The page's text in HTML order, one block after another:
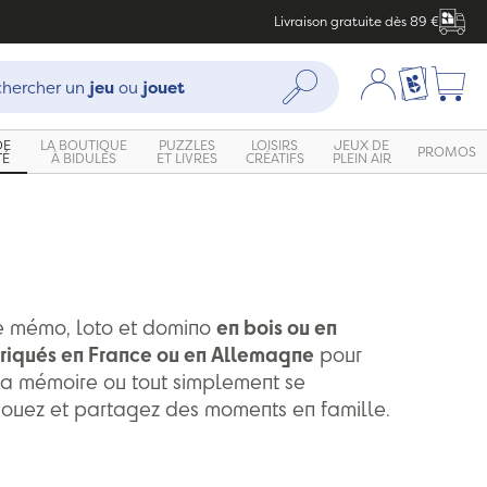
Livraison gratuite dès 89 €
:
un jeuou jouet Rechercher Mon compte
Ma liste
LA BOUTIQUE
À BIDULES
PUZZLES
ET LIVRES
LOISIRS
CRÉATIFS
JEUX DE
PLEIN AIR PROMOS
mémo, loto et dominoen bois ou en
en France ou en Allemagne pour
mémoire ou tout simplement se
et partagez des moments en famille.